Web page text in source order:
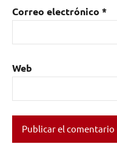
Correo electrónico *
Web